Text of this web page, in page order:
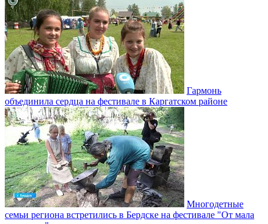
Гармонь
объединила сердца на фестивале в Каргатском районе
Многодетные
семьи региона встретились в Бердске на фестивале "От мала